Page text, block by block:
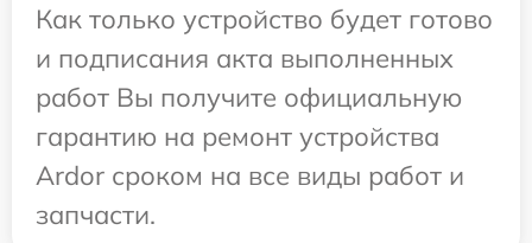
Как только устройство будет готово
и подписания акта выполненных
работ Вы получите официальную
гарантию на ремонт устройства
Ardor сроком на все виды работ и
запчасти.